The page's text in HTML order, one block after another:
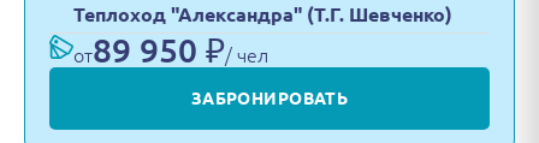
Теплоход "Александра" (Т.Г. Шевченко)
от89 950 ₽/ чел
ЗАБРОНИРОВАТЬ